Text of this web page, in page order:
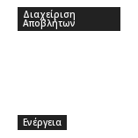
Διαχείριση
Αποβλήτων
Ενέργεια